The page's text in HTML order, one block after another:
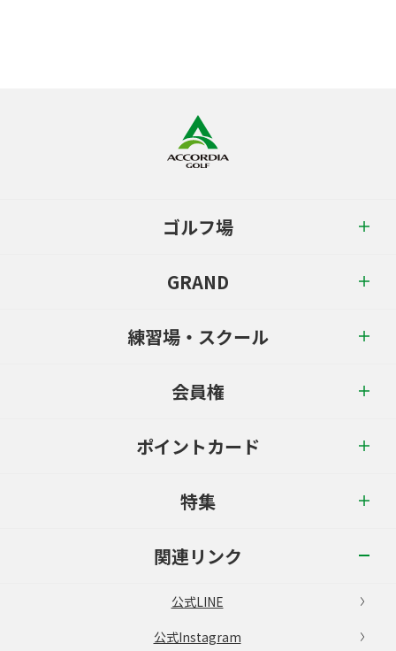
ゴルフ場
GRAND
練習場・スクール
会員権
ポイントカード
特集
関連リンク
公式LINE
公式Instagram